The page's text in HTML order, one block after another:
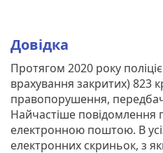
Довідка
Протягом 2020 року
врахування закритих) 823
правопорушення,
Найчастіше повідомлення
електронною поштою. В
електронних скриньок, з